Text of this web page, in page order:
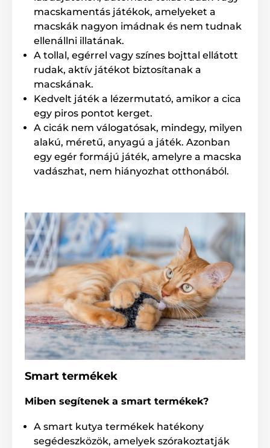
A csomag tartalma:
Rolling ball
Megjegyzés: A kép csak illusztráció.
A műszaki specifikációk előzetes értesítés nélkül
változhatnak. A képek csak illusztrációk.
A termék a következő kategóriákba sorolt
SmartPet Smart játékok
Kutyáknak Okos
Műanyag Eyenimal Labdák
Cicáknak Típus szerint
Elektronikus Márka szerint
Eyenimal macskajátékok Macska
macskamentás játékok, amelyeket a
macskák nagyon imádnak és nem tudnak
ellenállni illatának.
A tollal, egérrel vagy színes bojttal ellátott
rudak, aktív játékot biztosítanak a
macskának.
Kedvelt játék a lézermutató, amikor a cica
egy piros pontot kerget.
A cicák nem válogatósak, mindegy, milyen
alakú, méretű, anyagú a játék. Azonban
egy egér formájú játék, amelyre a macska
vadászhat, nem hiányozhat otthonából.
Smart termékek
Miben segítenek a smart termékek?
A smart kutya termékek hatékony
segédeszközök, amelyek szórakoztatják